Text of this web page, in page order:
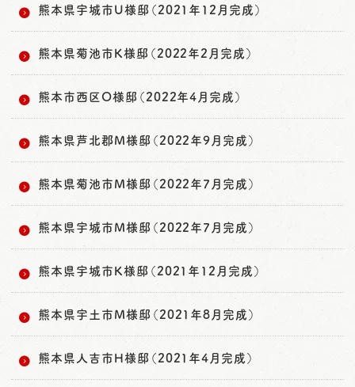
熊本県宇城市U様邸（2021年12月完成）
熊本県菊池市K様邸（2022年2月完成）
熊本市西区O様邸（2022年4月完成）
熊本県芦北郡M様邸（2022年9月完成）
熊本県菊池市M様邸（2022年7月完成）
熊本県宇城市M様邸（2022年7月完成）
熊本県宇城市K様邸（2021年12月完成）
熊本県宇土市M様邸（2021年8月完成）
熊本県人吉市H様邸（2021年4月完成）